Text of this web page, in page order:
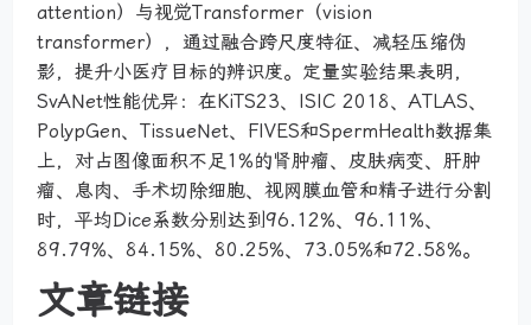
attention）与视觉Transformer（vision
transformer），通过融合跨尺度特征、减轻压缩伪
影，提升小医疗目标的辨识度。定量实验结果表明，
SvANet性能优异：在KiTS23、ISIC 2018、ATLAS、
PolypGen、TissueNet、FIVES和SpermHealth数据集
上，对占图像面积不足1%的肾肿瘤、皮肤病变、肝肿
瘤、息肉、手术切除细胞、视网膜血管和精子进行分割
时，平均Dice系数分别达到96.12%、96.11%、
89.79%、84.15%、80.25%、73.05%和72.58%。
文章链接